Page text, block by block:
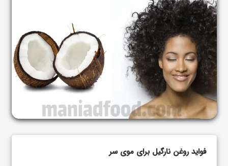
فواید روغن نارگیل برای موی سر